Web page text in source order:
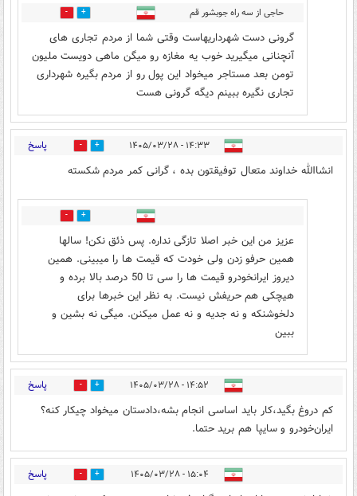
حاجی از سه راه جوبشور قم 0
گرونی دست شهرداریهاست وقتی شما از مردم تجاری های
آنچنانی میگیرید خوب یه مغازه رو میگن ماهی دویست ملیون
تومن بعد مستاجر میخواد این پول رو از مردم بگیره شهرداری
تجاری نگیره ببینم دیگه گرونی هست
۱۴:۳۳ - ۱۴۰۵/۰۳/۲۸ 3 پاسخ
انشاالله خداوند متعال توفیقتون بده ، گرانی کمر مردم شکسته
6
عزیز من این خبر اصلا تازگی نداره. پس ذئق نکن! سالها
همین حرفو زدن ولی خودت که قیمت ها را میبینی. همین
دیروز ایرانخودرو قیمت ها را سی تا 50 درصد بالا برده و
هیچکی هم حریفش نیست. به نظر این خبرها برای
دلخوشنکه و نه جدیه و نه عمل میکنن. میگی نه بشین و
ببین
۱۴:۵۲ - ۱۴۰۵/۰۳/۲۸ 5 پاسخ
کم دروغ بگید،کار باید اساسی انجام بشه،دادستان میخواد چیکار کنه؟
ایران‌خودرو و سایپا هم برید حتما.
۱۵:۰۴ - ۱۴۰۵/۰۳/۲۸ 7 پاسخ